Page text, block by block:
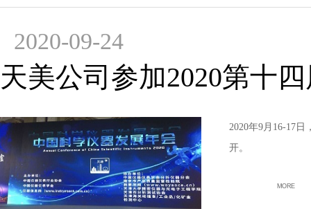
2020-09-24
天美公司参加2020第十
2020年9月16-17
开。
MORE